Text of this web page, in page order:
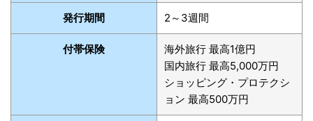
発行期間 2～3週間
付帯保険
海外旅行 最高1億円
国内旅行 最高5,000万円
ショッピング・プロテクシ
ョン 最高500万円